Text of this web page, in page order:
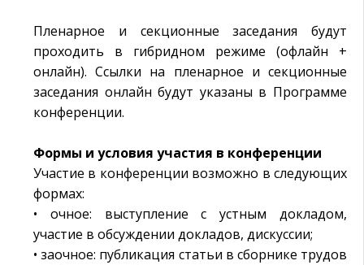
Пленарное и секционные заседания будут
проходить в гибридном режиме (офлайн +
онлайн). Ссылки на пленарное и секционные
заседания онлайн будут указаны в Программе
конференции.
Формы и условия участия в конференции
Участие в конференции возможно в следующих
формах:
• очное: выступление с устным докладом,
участие в обсуждении докладов, дискуссии;
• заочное: публикация статьи в сборнике трудов